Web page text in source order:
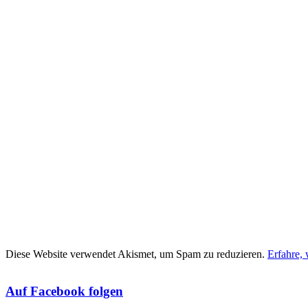
Diese Website verwendet Akismet, um Spam zu reduzieren. Erfahre,
Auf Facebook folgen